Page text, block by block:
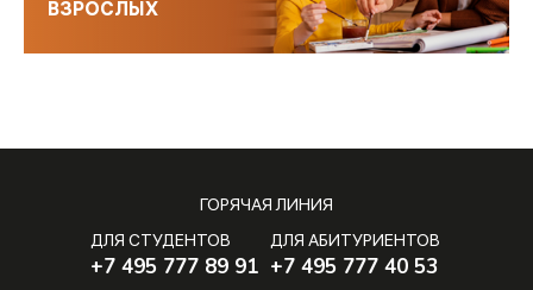
ВЗРОСЛЫХ
ГОРЯЧАЯ ЛИНИЯ
ДЛЯ СТУДЕНТОВ
+7 495 777 89 91
ДЛЯ АБИТУРИЕНТОВ
+7 495 777 40 53